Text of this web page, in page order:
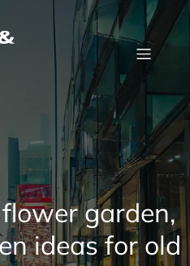
garden,
ideas for old